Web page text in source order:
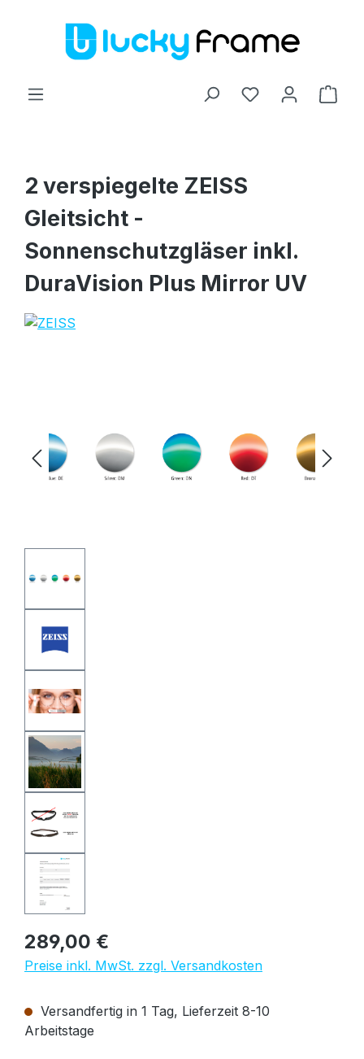
Zum Hauptinhalt springen
2 verspiegelte ZEISS
Gleitsicht -
Sonnenschutzgläser inkl.
DuraVision Plus Mirror UV
Regulärer Preis:
289,00 €
Preise inkl. MwSt. zzgl. Versandkosten
Versandfertig in 1 Tag, Lieferzeit 8-10
Arbeitstage